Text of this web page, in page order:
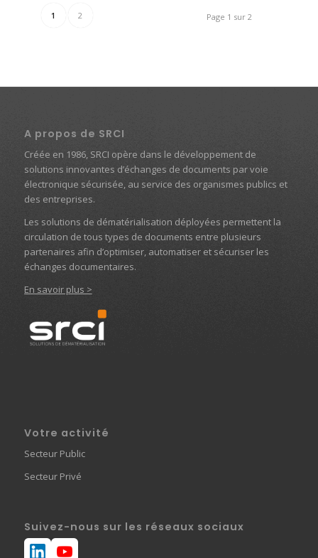
Page 1 sur 2
1 2
A propos de SRCI
Créée en 1986, SRCI opère dans le développement de
solutions innovantes d’échanges de documents par voie
électronique sécurisée, au service des organismes publics et
des entreprises.
Les solutions de dématérialisation déployées permettent la
circulation de tous types de documents entre plusieurs
partenaires afin d’optimiser, automatiser et sécuriser les
échanges documentaires.
En savoir plus >
Votre activité
Secteur Public
Secteur Privé
Suivez-nous sur les réseaux sociaux